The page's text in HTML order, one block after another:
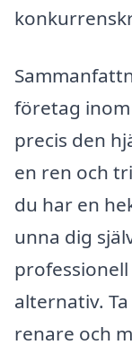
företag
precis den
en ren och
du har en
unna dig
alternativ.
renare och